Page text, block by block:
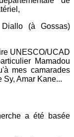
(à Gossas)
UNESCO/UCAD
Mamadou
mes camarades
Amar Kane...
a été basée